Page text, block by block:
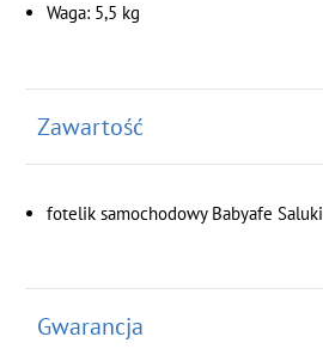
Waga: 5,5 kg
Zawartość
fotelik samochodowy Babyafe Saluki
Gwarancja